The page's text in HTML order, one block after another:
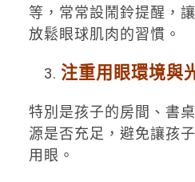
等，常常設鬧鈴提醒，
放鬆眼球肌肉的習慣。
注重用眼環境與
特別是孩子的房間、書
源是否充足，避免讓孩
用眼。